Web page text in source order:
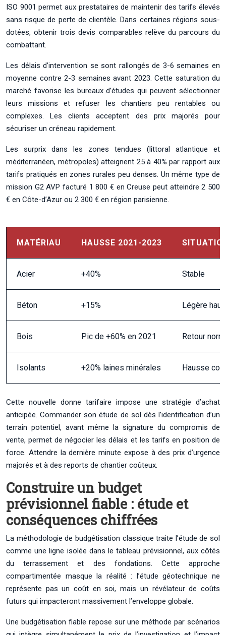
ISO 9001 permet aux prestataires de maintenir des tarifs élevés
sans risque de perte de clientèle. Dans certaines régions sous-
dotées, obtenir trois devis comparables relève du parcours du
combattant.
Les délais d’intervention se sont rallongés de 3-6 semaines en
moyenne contre 2-3 semaines avant 2023. Cette saturation du
marché favorise les bureaux d’études qui peuvent sélectionner
leurs missions et refuser les chantiers peu rentables ou
complexes. Les clients acceptent des prix majorés pour
sécuriser un créneau rapidement.
Les surprix dans les zones tendues (littoral atlantique et
méditerranéen, métropoles) atteignent 25 à 40% par rapport aux
tarifs pratiqués en zones rurales peu denses. Un même type de
mission G2 AVP facturé 1 800 € en Creuse peut atteindre 2 500
€ en Côte-d’Azur ou 2 300 € en région parisienne.
MATÉRIAU HAUSSE 2021-2023
Acier +40% Stable
Béton +15% Légère
Bois Pic de +60% en 2021 Retour
Isolants +20% laines minérales Hausse
Cette nouvelle donne tarifaire impose une stratégie d’achat
anticipée. Commander son étude de sol dès l’identification d’un
terrain potentiel, avant même la signature du compromis de
vente, permet de négocier les délais et les tarifs en position de
force. Attendre la dernière minute expose à des prix d’urgence
majorés et à des reports de chantier coûteux.
Construire un budget
prévisionnel fiable : étude et
conséquences chiffrées
La méthodologie de budgétisation classique traite l’étude de sol
comme une ligne isolée dans le tableau prévisionnel, aux côtés
du terrassement et des fondations. Cette approche
compartimentée masque la réalité : l’étude géotechnique ne
représente pas un coût en soi, mais un révélateur de coûts
futurs qui impacteront massivement l’enveloppe globale.
Une budgétisation fiable repose sur une méthode par scénarios